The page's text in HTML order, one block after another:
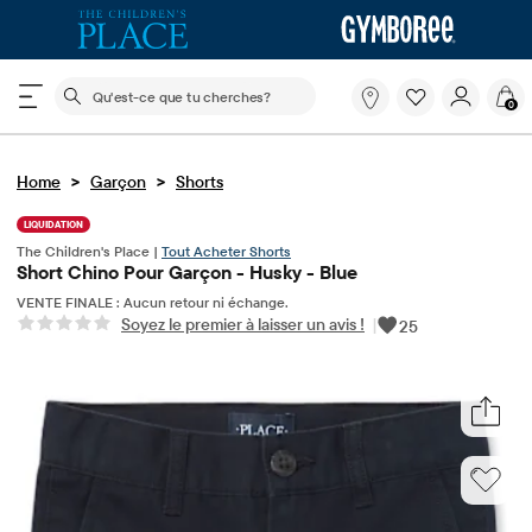
Le champ de recherche ci-dessous filtre les
Qu'est-
que
0
Home > Garçon > Shorts
LIQUIDATION
The Children's Place | Tout Acheter Shorts
Short Chino Pour Garçon - Husky - Blue
VENTE FINALE : Aucun retour ni échange.
Soyez le premier à laisser un avis ! | 25